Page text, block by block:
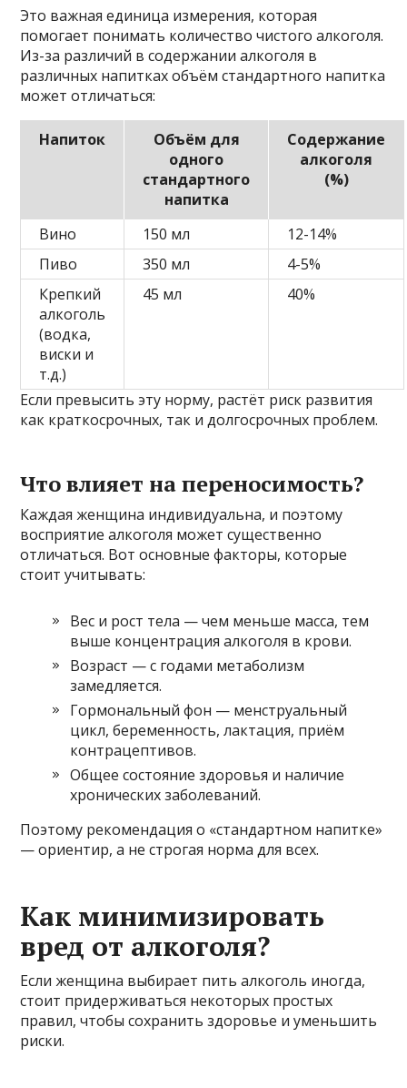
Это важная единица измерения, которая
помогает понимать количество чистого алкоголя.
Из-за различий в содержании алкоголя в
различных напитках объём стандартного напитка
может отличаться:
Напиток
Объём для
одного
стандартного
напитка
Содержание
алкоголя
(%)
Вино 150 мл
12-14%
Пиво
350 мл
4-5%
Крепкий
алкоголь
(водка,
виски и
т.д.)
45 мл 40%
Если превысить эту норму, растёт риск развития
как краткосрочных, так и долгосрочных проблем.
Что влияет на переносимость?
Каждая женщина индивидуальна, и поэтому
восприятие алкоголя может существенно
отличаться. Вот основные факторы, которые
стоит учитывать:
Вес и рост тела — чем меньше масса, тем
выше концентрация алкоголя в крови.
Возраст — с годами метаболизм
замедляется.
Гормональный фон — менструальный
цикл, беременность, лактация, приём
контрацептивов.
Общее состояние здоровья и наличие
хронических заболеваний.
Поэтому рекомендация о «стандартном напитке»
— ориентир, а не строгая норма для всех.
Как минимизировать
вред от алкоголя?
Если женщина выбирает пить алкоголь иногда,
стоит придерживаться некоторых простых
правил, чтобы сохранить здоровье и уменьшить
риски.